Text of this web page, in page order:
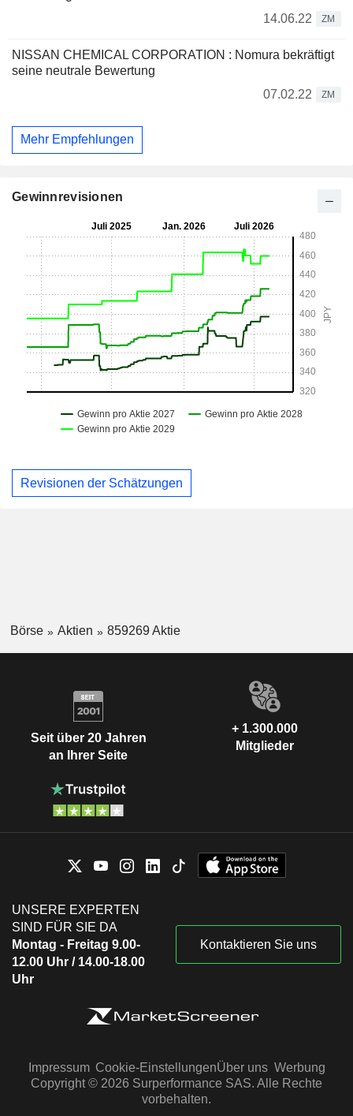
14.06.22
ZM
NISSAN CHEMICAL CORPORATION : Nomura bekräftigt
seine neutrale Bewertung
07.02.22
ZM
Mehr Empfehlungen
Gewinnrevisionen
Revisionen der Schätzungen
Börse Aktien 859269 Aktie
Seit über 20 Jahren
an Ihrer Seite
+ 1.300.000
Mitglieder
UNSERE EXPERTEN
SIND FÜR SIE DA
Montag - Freitag 9.00-
12.00 Uhr / 14.00-18.00
Uhr
Kontaktieren Sie uns
Impressum Cookie-EinstellungenÜber uns Werbung
Copyright © 2026 Surperformance SAS. Alle Rechte
vorbehalten.